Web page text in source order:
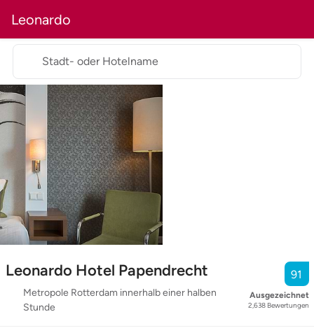
Leonardo
Leonardo Hotel Papendrecht
Metropole Rotterdam innerhalb einer halben
Stunde
91
Ausgezeichnet
2,638 Bewertungen
Stadt- oder Hotelname